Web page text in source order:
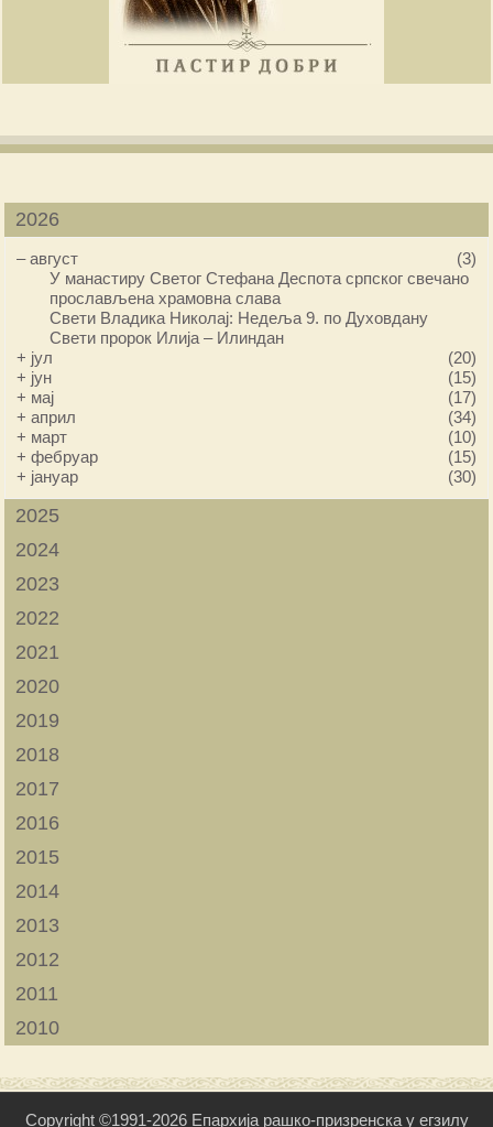
2026
–август
(3)
У манастиру Светог Стефана Деспота српског свечано
прослављена храмовна слава
Свети Владика Николај: Недеља 9. по Духовдану
Свети пророк Илија – Илиндан
+ јул
(20)
+ јун
(15)
+ мај
(17)
+април
(34)
+ март
(10)
+фебруар
(15)
+ јануар (30)
2025
2024
2023
2022
2021
2020
2019
2018
2017
2016
2015
2014
2013
2012
2011
2010
Copyright ©1991-2026 Епархија рашко-призренска у егзилу